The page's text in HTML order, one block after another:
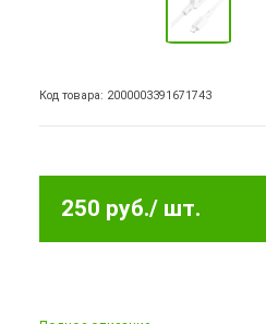
Код товара: 2000003391671743
250 руб./ шт.